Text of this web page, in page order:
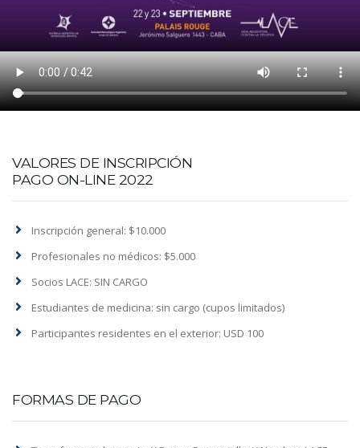
VALORES DE INSCRIPCIÓN
PAGO ON-LINE 2022
Inscripción general: $10.000
Profesionales no médicos: $5.000
Socios LACE: SIN CARGO
Estudiantes de medicina: sin cargo (cupos limitados)
Participantes residentes en el exterior: USD 100
FORMAS DE PAGO